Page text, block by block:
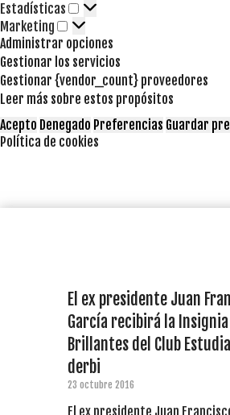
Estadísticas Estadísticas
Marketing Marketing
Administrar opciones
Gestionar los servicios
Gestionar {vendor_count} proveedores
Leer más sobre estos propósitos
Acepto Denegado Preferencias Guardar
Política de cookies
El ex presidente Juan
García recibirá la Insignia
Brillantes del Club
derbi
23 octubre 2016
El ex presidente Juan